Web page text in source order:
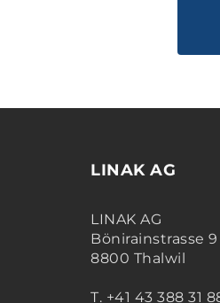
LINAK AG
LINAK AG
Bönirainstrasse 9
8800 Thalwil
T. +41 43 388 31